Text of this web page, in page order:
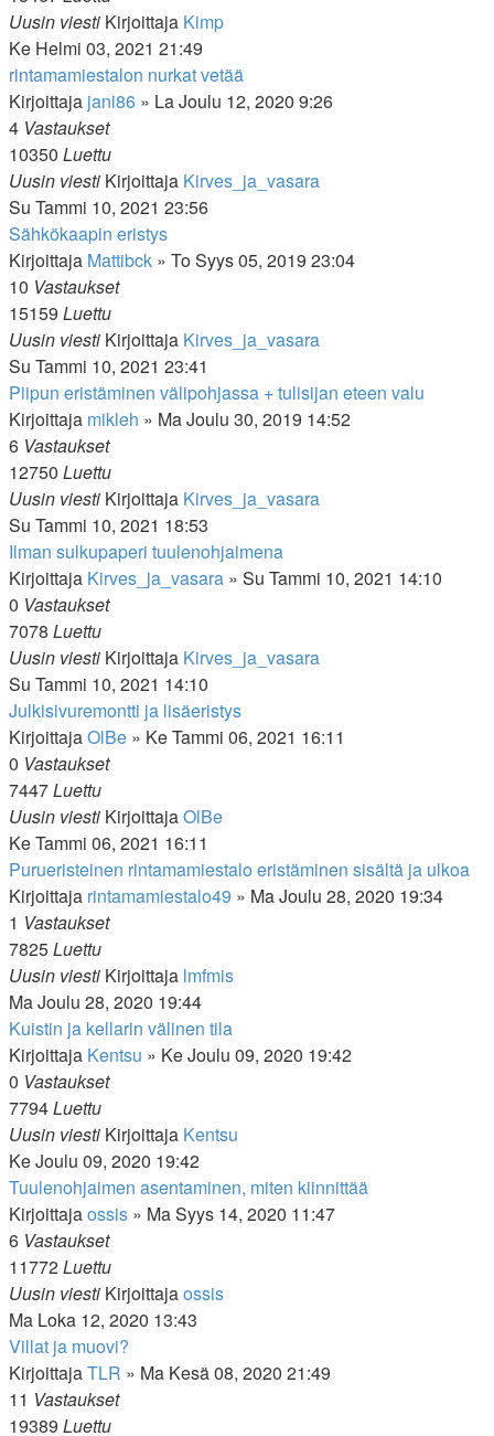
Uusin viesti Kirjoittaja Kimp
Ke Helmi 03, 2021 21:49
rintamamiestalon nurkat vetää
Kirjoittaja jani86 » La Joulu 12, 2020 9:26
4 Vastaukset
10350 Luettu
Uusin viesti Kirjoittaja Kirves_ja_vasara
Su Tammi 10, 2021 23:56
Sähkökaapin eristys
Kirjoittaja Mattibck » To Syys 05, 2019 23:04
10 Vastaukset
15159 Luettu
Uusin viesti Kirjoittaja Kirves_ja_vasara
Su Tammi 10, 2021 23:41
Piipun eristäminen välipohjassa + tulisijan eteen valu
Kirjoittaja mikleh » Ma Joulu 30, 2019 14:52
6 Vastaukset
12750 Luettu
Uusin viesti Kirjoittaja Kirves_ja_vasara
Su Tammi 10, 2021 18:53
Ilman sulkupaperi tuulenohjaimena
Kirjoittaja Kirves_ja_vasara » Su Tammi 10, 2021 14:10
0 Vastaukset
7078 Luettu
Uusin viesti Kirjoittaja Kirves_ja_vasara
Su Tammi 10, 2021 14:10
Julkisivuremontti ja lisäeristys
KirjoittajaOlBe » Ke Tammi 06, 2021 16:11
0 Vastaukset
7447Luettu
Uusin viesti KirjoittajaOlBe
Ke Tammi 06, 2021 16:11
Purueristeinen rintamamiestalo eristäminen sisältä ja ulkoa
Kirjoittaja rintamamiestalo49 » Ma Joulu 28, 2020 19:34
1 Vastaukset
7825Luettu
Uusin viesti Kirjoittaja lmfmis
Ma Joulu 28, 2020 19:44
Kuistin ja kellarin välinen tila
Kirjoittaja Kentsu » Ke Joulu 09, 2020 19:42
0 Vastaukset
7794Luettu
Uusin viesti Kirjoittaja Kentsu
Ke Joulu 09, 2020 19:42
Tuulenohjaimen asentaminen, miten kiinnittää
Kirjoittajaossis » Ma Syys 14, 2020 11:47
6 Vastaukset
11772Luettu
Uusin viesti Kirjoittajaossis
Ma Loka 12, 2020 13:43
Villat ja muovi?
KirjoittajaTLR » Ma Kesä 08, 2020 21:49
11 Vastaukset
19389 Luettu